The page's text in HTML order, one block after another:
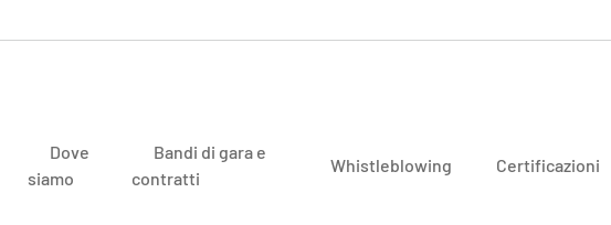
Dove
siamo
Bandi di gara e
contratti
Whistleblowing Certificazioni